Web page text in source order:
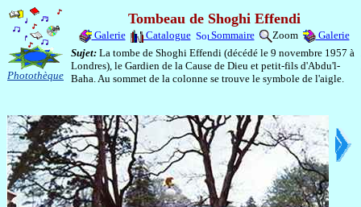
Photothèque
Tombeau de Shoghi Effendi
Galerie Catalogue Sommaire Zoom
Galerie
Sujet: La tombe de Shoghi Effendi (décédé le 9 novembre 1957 à
Londres), le Gardien de la Cause de Dieu et petit-fils d'Abdu'l-
Baha. Au sommet de la colonne se trouve le symbole de l'aigle.